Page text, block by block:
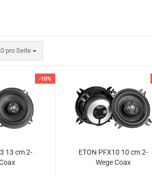
pro Seite
Seite
-10%
13 cm 2-
ETON PFX10 10 cm 2-
Wege Coax